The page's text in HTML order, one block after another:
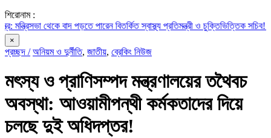
শিরোনাম :
থেকে বাদ পড়তে পারেন বিতর্কিত স্বাস্থ্য প্রতিমন্ত্রী ও চুক্তিভিত্তিক সচিব!রাজস্ব
×
প্রচ্ছদ / অনিয়ম ও দুর্নীতি, জাতীয়, ব্রেকিং নিউজ
মৎস্য ও প্রাণিসম্পদ মন্ত্রণালয়ের তথৈবচ
অবস্থা: আওয়ামীপন্থী কর্মকতাদের দিয়ে
চলছে দুই অধিদপ্তর!